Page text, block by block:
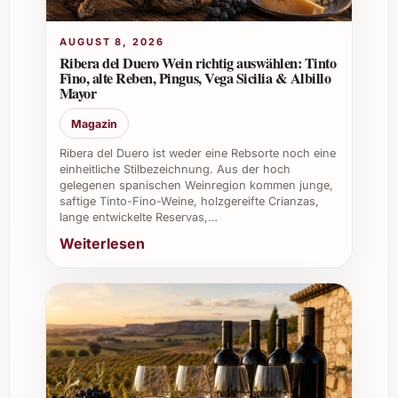
8. Kann dieser Wein auch als Geschenk gut
ankommen?
Absolut – seine elegante Erscheinung und die
hohe Qualität machen ihn zu einem
ausgezeichneten Geschenk für Weinfreunde
und zu besonderen Anlässen.
Individuelle Tipps und Vorteile für private
und berufliche Anlässe
Private Feiern:
Familienfesten oder Sommerpartys.
Perfekter Wein für
Geschäftstreffen, Jubiläen und
Networking-Events, der Professionalität
und Stil vermittelt.
Catering & Gastronomie:Bereichert
AUGUST 8, 2026
Ribera del Duero Wein richtig auswählen: Tinto
Fino, alte Reben, Pingus, Vega Sicilia & Albillo
Mayor
Magazin
Ribera del Duero ist weder eine Rebsorte noch eine
einheitliche Stilbezeichnung. Aus der hoch
gelegenen spanischen Weinregion kommen junge,
saftige Tinto-Fino-Weine, holzgereifte Crianzas,
lange entwickelte Reservas,…
Weiterlesen